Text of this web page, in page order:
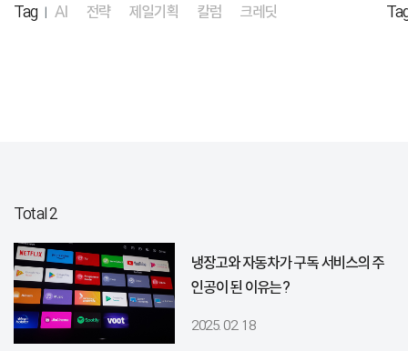
Tag | AI 전략 제일기획 칼럼 크레딧
Total 2
냉장고와 자동차가 구독 서비스의 주
인공이 된 이유는?
2025. 02. 18